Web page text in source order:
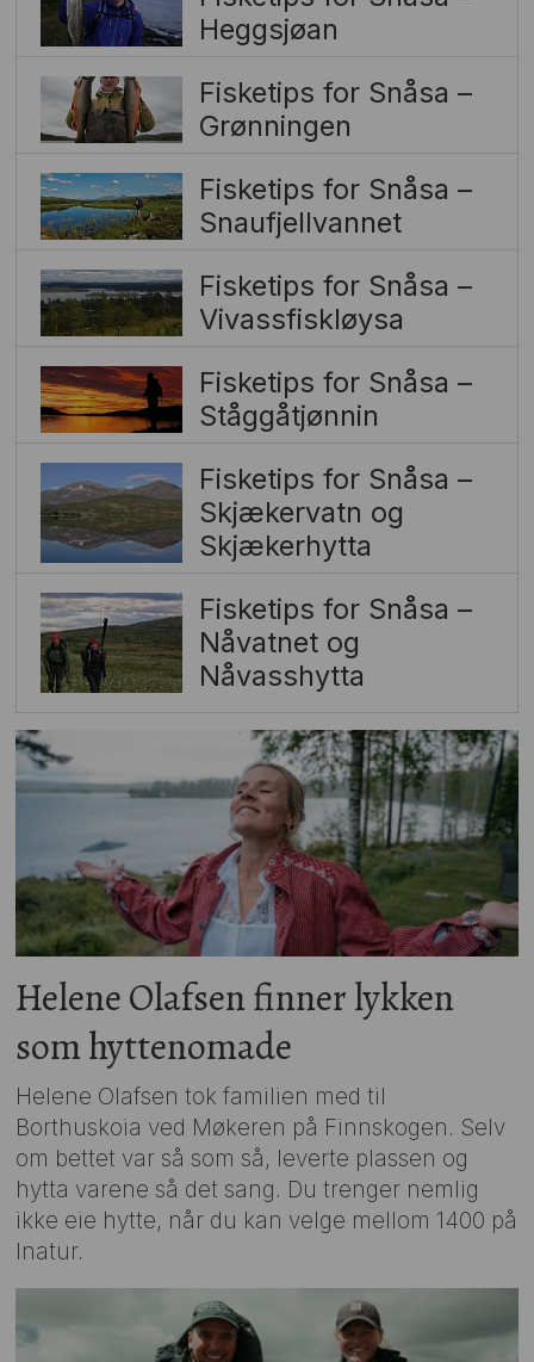
Heggsjøan
Fisketips for Snåsa –
Grønningen
Fisketips for Snåsa –
Snaufjellvannet
Fisketips for Snåsa –
Vivassfiskløysa
Fisketips for Snåsa –
Ståggåtjønnin
Fisketips for Snåsa –
Skjækervatn og
Skjækerhytta
Fisketips for Snåsa –
Nåvatnet og
Nåvasshytta
Helene Olafsen finner lykken
som hyttenomade
Helene Olafsen tok familien med til
Borthuskoia ved Møkeren på Finnskogen. Selv
om bettet var så som så, leverte plassen og
hytta varene så det sang. Du trenger nemlig
ikke eie hytte, når du kan velge mellom 1400 på
Inatur.